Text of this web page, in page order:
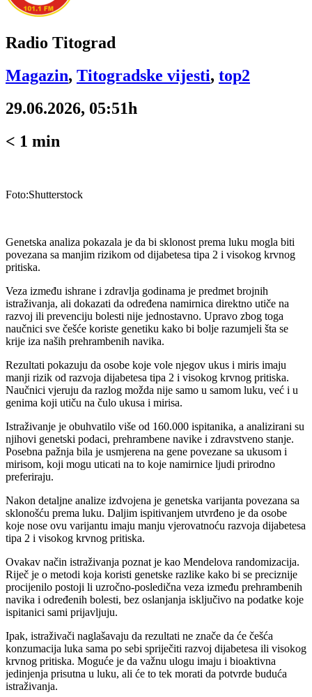
Radio Titograd
Magazin, Titogradske vijesti, top2
29.06.2026, 05:51h
< 1 min
Foto:Shutterstock
Genetska analiza pokazala je da bi sklonost prema luku mogla biti
povezana sa manjim rizikom od dijabetesa tipa 2 i visokog krvnog
pritiska.
Veza između ishrane i zdravlja godinama je predmet brojnih
istraživanja, ali dokazati da određena namirnica direktno utiče na
razvoj ili prevenciju bolesti nije jednostavno. Upravo zbog toga
naučnici sve češće koriste genetiku kako bi bolje razumjeli šta se
krije iza naših prehrambenih navika.
Rezultati pokazuju da osobe koje vole njegov ukus i miris imaju
manji rizik od razvoja dijabetesa tipa 2 i visokog krvnog pritiska.
Naučnici vjeruju da razlog možda nije samo u samom luku, već i u
genima koji utiču na čulo ukusa i mirisa.
Istraživanje je obuhvatilo više od 160.000 ispitanika, a analizirani su
njihovi genetski podaci, prehrambene navike i zdravstveno stanje.
Posebna pažnja bila je usmjerena na gene povezane sa ukusom i
mirisom, koji mogu uticati na to koje namirnice ljudi prirodno
preferiraju.
Nakon detaljne analize izdvojena je genetska varijanta povezana sa
sklonošću prema luku. Daljim ispitivanjem utvrđeno je da osobe
koje nose ovu varijantu imaju manju vjerovatnoću razvoja dijabetesa
tipa 2 i visokog krvnog pritiska.
Ovakav način istraživanja poznat je kao Mendelova randomizacija.
Riječ je o metodi koja koristi genetske razlike kako bi se preciznije
procijenilo postoji li uzročno-posledična veza između prehrambenih
navika i određenih bolesti, bez oslanjanja isključivo na podatke koje
ispitanici sami prijavljuju.
Ipak, istraživači naglašavaju da rezultati ne znače da će češća
konzumacija luka sama po sebi spriječiti razvoj dijabetesa ili visokog
krvnog pritiska. Moguće je da važnu ulogu imaju i bioaktivna
jedinjenja prisutna u luku, ali će to tek morati da potvrde buduća
istraživanja.